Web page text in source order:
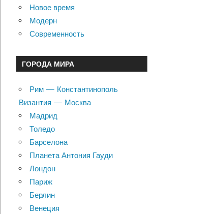
Новое время
Модерн
Современность
ГОРОДА МИРА
Рим — Константинополь
Византия — Москва
Мадрид
Толедо
Барселона
Планета Антония Гауди
Лондон
Париж
Берлин
Венеция